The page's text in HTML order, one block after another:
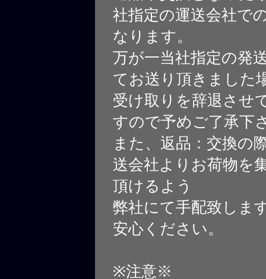
社指定の運送会社で
なります。
万が一当社指定の発
てお送り頂きました
受け取りを辞退させ
すので予めご了承下
また、返品：交換の
送会社よりお荷物を
頂けるよう
弊社にて手配致しま
安心ください。
※注意※